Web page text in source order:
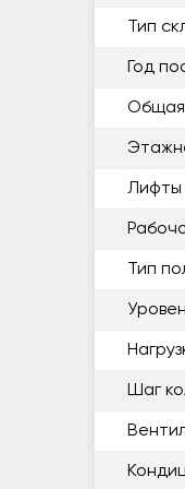
Тип
Год
Общая
Лифты
Тип
Шаг